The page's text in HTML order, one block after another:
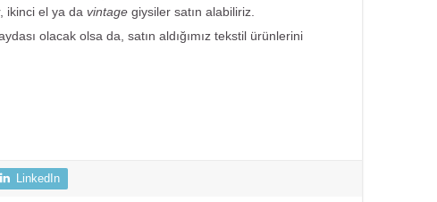
ikinci el ya da vintage giysiler satın alabiliriz.
olacak olsa da, satın aldığımız tekstil ürünlerini
LinkedIn